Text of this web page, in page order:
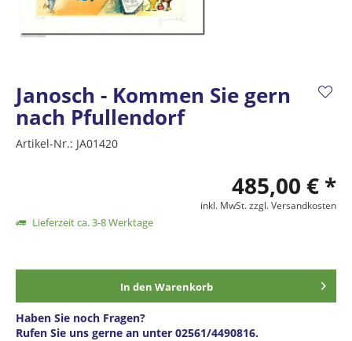
Janosch - Kommen Sie gern
nach Pfullendorf
Artikel-Nr.: JA01420
485,00 € *
inkl. MwSt.zzgl. Versandkosten
Lieferzeit ca. 3-8 Werktage
In den Warenkorb
Haben Sie noch Fragen?
Rufen Sie uns gerne an unter 02561/4490816.